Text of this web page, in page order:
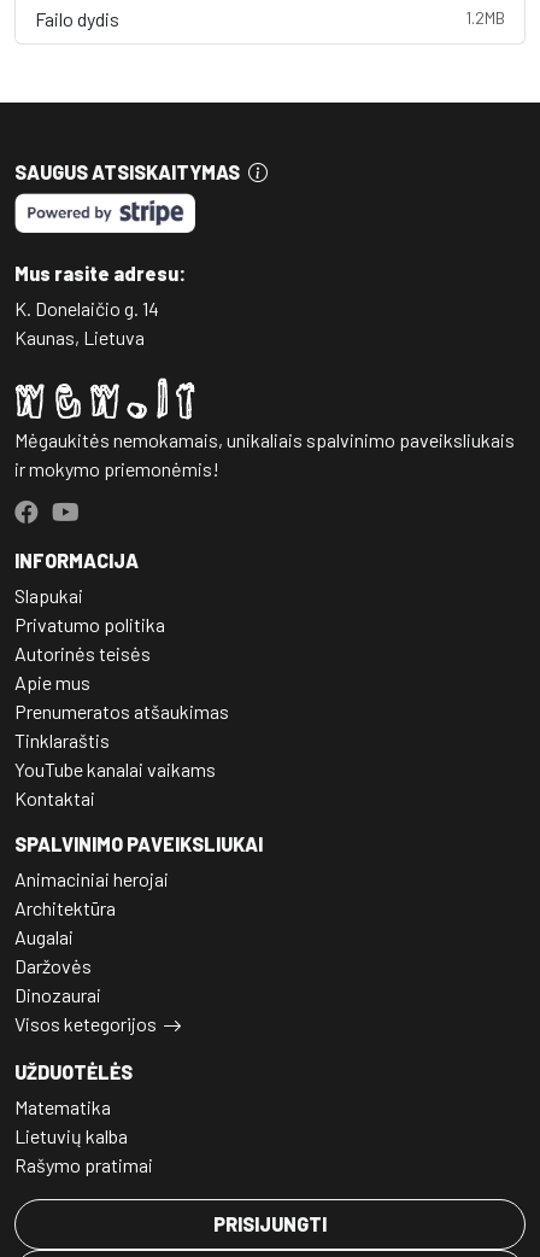
Failo dydis 1.2MB
SAUGUS ATSISKAITYMAS
Mus rasite adresu:
K. Donelaičio g. 14
Kaunas, Lietuva
Mėgaukitės nemokamais, unikaliais spalvinimo paveiksliukais
ir mokymo priemonėmis!
INFORMACIJA
Slapukai
Privatumo politika
Autorinės teisės
Apie mus
Prenumeratos atšaukimas
Tinklaraštis
YouTube kanalai vaikams
Kontaktai
SPALVINIMO PAVEIKSLIUKAI
Animaciniai herojai
Architektūra
Augalai
Daržovės
Dinozaurai
Visos ketegorijos
UŽDUOTĖLĖS
Matematika
Lietuvių kalba
Rašymo pratimai
PRISIJUNGTI